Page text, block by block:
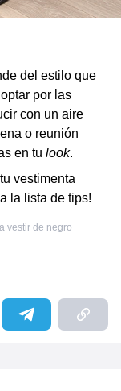
del estilo que
optar por las
con un aire
o reunión
en tu look.
vestimenta
la lista de tips!
vestir de negro